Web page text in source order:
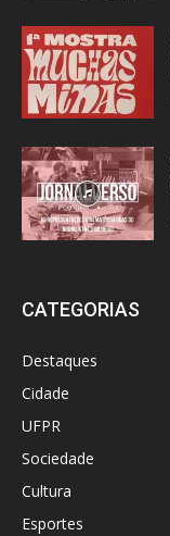
CATEGORIAS
Destaques
Cidade
UFPR
Sociedade
Cultura
Esportes